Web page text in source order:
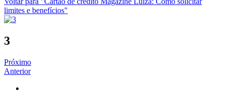
limites e benefícios"
3
Próximo
Anterior